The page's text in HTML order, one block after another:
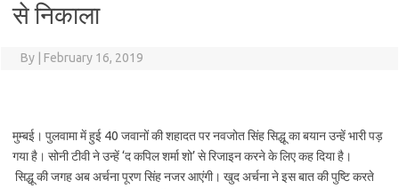
से निकाला
By February 16, 2019
मुम्बई। पुलवामा में हुई 40 जवानों की शहादत पर नवजोत सिंह सिद्धू का बयान उन्हें भारी पड़
गया है। सोनी टीवी ने उन्हें ‘द कपिल शर्मा शो’ से रिजाइन करने के लिए कह दिया है।
सिद्धू की जगह अब अर्चना पूरण सिंह नजर आएंगी। खुद अर्चना ने इस बात की पुष्टि करते